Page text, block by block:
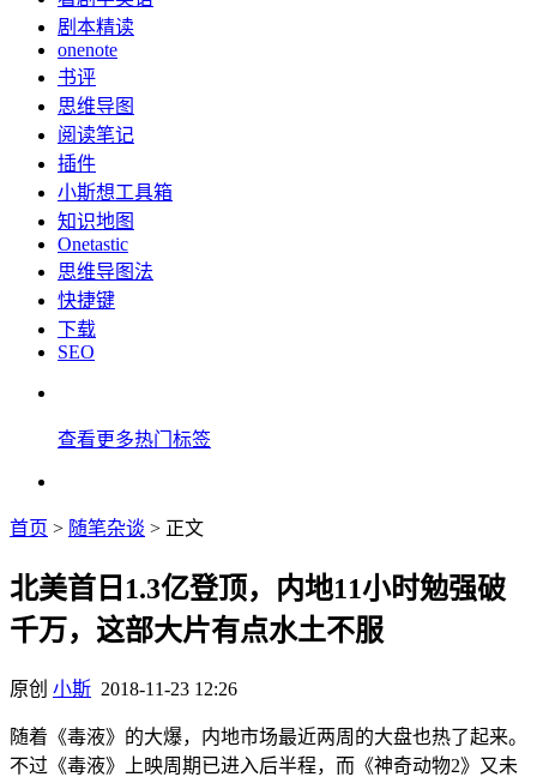
剧本精读
onenote
书评
思维导图
阅读笔记
插件
小斯想工具箱
知识地图
Onetastic
思维导图法
快捷键
下载
SEO
查看更多热门标签
首页 > 随笔杂谈 > 正文
北美首日1.3亿登顶，内地11小时勉强破
千万，这部大片有点水土不服
原创 小斯 2018-11-23 12:26
随着《毒液》的大爆，内地市场最近两周的大盘也热了起来。
不过《毒液》上映周期已进入后半程，而《神奇动物2》又未